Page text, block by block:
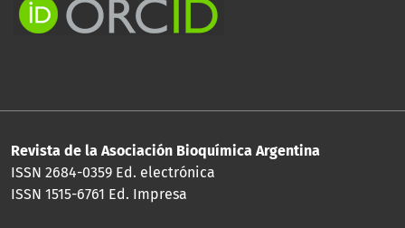
Revista de la Asociación Bioquímica Argentina
ISSN 2684-0359 Ed. electrónica
ISSN 1515-6761 Ed. Impresa